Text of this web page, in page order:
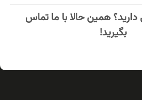
دارید؟ همین حالا با ما تماس
بگیرید!